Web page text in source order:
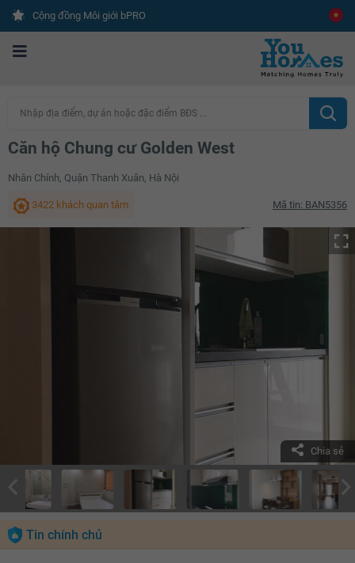
Cộng đồng Môi giới bPRO
Nhập địa điểm, dự án hoặc đặc điểm BĐS ...
Căn hộ Chung cư Golden West
Nhân Chính, Quận Thanh Xuân, Hà Nội
3422 khách quan tâm Mã tin: BAN5356
Chia sẻ
Tin chính chủ